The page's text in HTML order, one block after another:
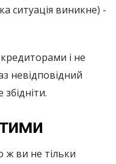
ситуація виникне) -
і не
невідповідний
ж ви не тільки